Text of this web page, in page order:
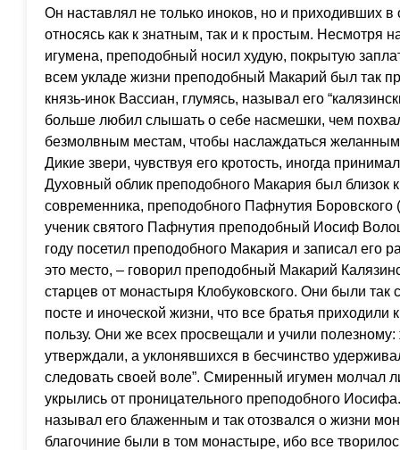
Он наставлял не только иноков, но и приходивших
относясь как к знатным, так и к простым. Несмотря
игумена, преподобный носил худую, покрытую
всем укладе жизни преподобный Макарий был так
князь-инок Вассиан, глумясь, называл его
больше любил слышать о себе насмешки, чем
безмолвным местам, чтобы наслаждаться
Дикие звери, чувствуя его кротость, иногда
Духовный облик преподобного Макария был близок
современника, преподобного Пафнутия Боровского
ученик святого Пафнутия преподобный Иосиф
году посетил преподобного Макария и записал его
это место, – говорил преподобный Макарий
старцев от монастыря Клобуковского. Они были
посте и иноческой жизни, что все братья приходили
пользу. Они же всех просвещали и учили
утверждали, а уклонявшихся в бесчинство
следовать своей воле”. Смиренный игумен молчал
укрылись от проницательного преподобного
называл его блаженным и так отозвался о жизни
благочиние были в том монастыре, ибо все